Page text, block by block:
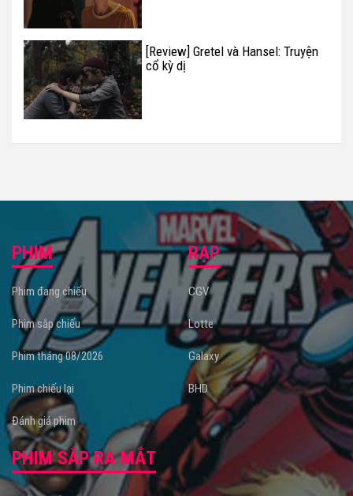
[Review] Gretel và Hansel: Truyện
cổ kỳ dị
PHIM
Phim đang chiếu
Phim sắp chiếu
Phim tháng 08/2026
Phim chiếu lại
Đánh giá phim
RẠP
CGV
Lotte
Galaxy
BHD
PHIM SẮP RA MẮT